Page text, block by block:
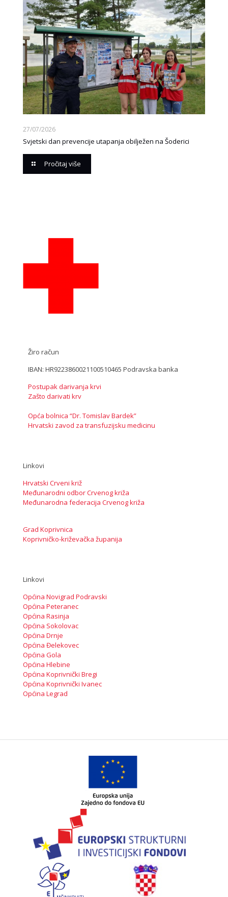
27/07/2026
Svjetski dan prevencije utapanja obilježen na Šoderici
Pročitaj više
Žiro račun
IBAN: HR9223860021100510465 Podravska banka
Postupak darivanja krvi
Zašto darivati krv
Opća bolnica “Dr. Tomislav Bardek”
Hrvatski zavod za transfuzijsku medicinu
Linkovi
Hrvatski Crveni križ
Međunarodni odbor Crvenog križa
Međunarodna federacija Crvenog križa
Grad Koprivnica
Koprivničko-križevačka županija
Linkovi
Općina Novigrad Podravski
Općina Peteranec
Općina Rasinja
Općina Sokolovac
Općina Drnje
Općina Đelekovec
Općina Gola
Općina Hlebine
Općina Koprivnički Bregi
Općina Koprivnički Ivanec
Općina Legrad